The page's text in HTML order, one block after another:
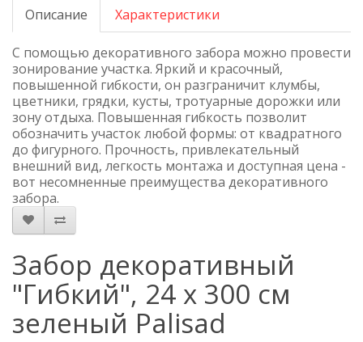
Описание Характеристики
С помощью декоративного забора можно провести
зонирование участка. Яркий и красочный,
повышенной гибкости, он разграничит клумбы,
цветники, грядки, кусты, тротуарные дорожки или
зону отдыxа. Повышенная гибкость позволит
обозначить участок любой формы: от квадратного
до фигурного. Прочность, привлекательный
внешний вид, легкость монтажа и доступная цена -
вот несомненные преимущества декоративного
забора.
Забор декоративный
"Гибкий", 24 x 300 см
зеленый Palisad